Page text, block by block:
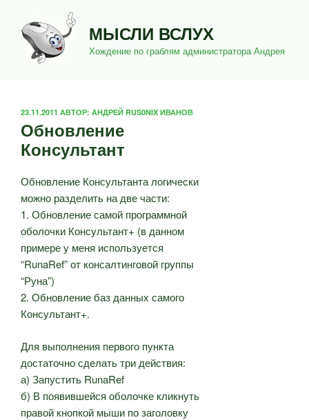
содержимому
МЫСЛИ ВСЛУХ
Хождение по граблям администратора Андрея
ОПУБЛИКОВАНО
23.11.2011 АВТОР: АНДРЕЙ RUS0NIX ИВАНОВ
Обновление
Консультант
Обновление Консультанта логически
можно разделить на две части:
1. Обновление самой программной
оболочки Консультант+ (в данном
примере у меня используется
“RunaRef” от консалтинговой группы
“Руна”)
2. Обновление баз данных самого
Консультант+.
Для выполнения первого пункта
достаточно сделать три действия:
а) Запустить RunaRef
б) В появившейся оболочке кликнуть
правой кнопкой мыши по заголовку